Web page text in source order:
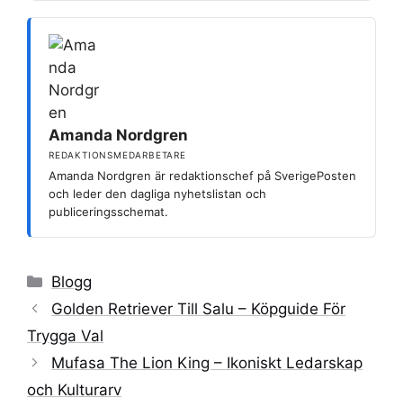
Amanda Nordgren
REDAKTIONSMEDARBETARE
Amanda Nordgren är redaktionschef på SverigePosten
och leder den dagliga nyhetslistan och
publiceringsschemat.
Kategorier
Blogg
Golden Retriever Till Salu – Köpguide För
Trygga Val
Mufasa The Lion King – Ikoniskt Ledarskap
och Kulturarv